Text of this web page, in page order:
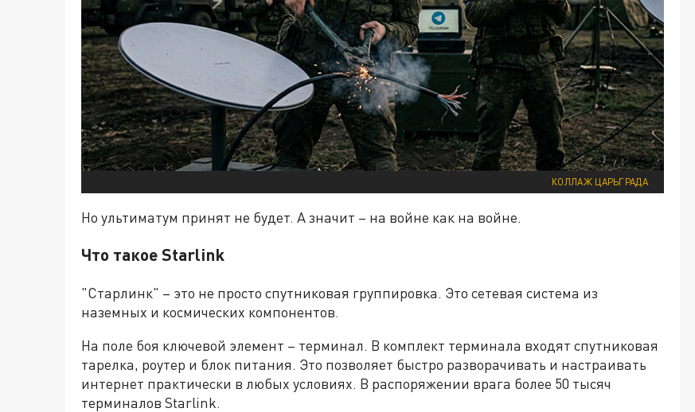
КОЛЛАЖ ЦАРЬГРАДА
Но ультиматум принят не будет. А значит – на войне как на войне.
Что такое Starlink
"Старлинк" – это не просто спутниковая группировка. Это сетевая система из
наземных и космических компонентов.
На поле боя ключевой элемент – терминал. В комплект терминала входят спутниковая
тарелка, роутер и блок питания. Это позволяет быстро разворачивать и настраивать
интернет практически в любых условиях. В распоряжении врага более 50 тысяч
терминалов Starlink.